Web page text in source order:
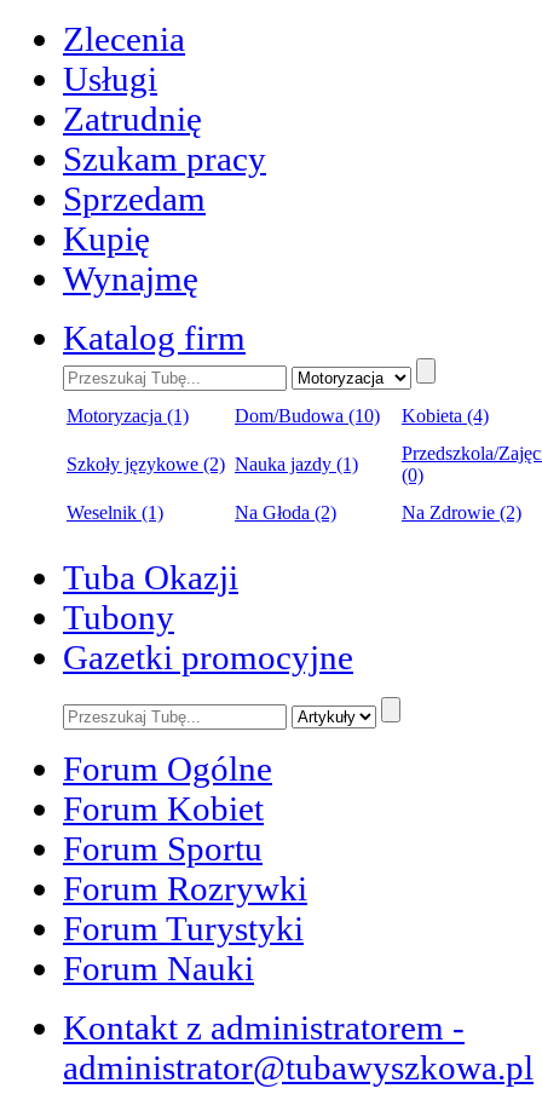
Zlecenia
Usługi
Zatrudnię
Szukam pracy
Sprzedam
Kupię
Wynajmę
Katalog firm
Motoryzacja (1) Dom/Budowa (10) Kobieta (4)
Szkoły językowe (2) Nauka jazdy (1)
Przedszkola/
(0)
Weselnik (1)
Na Głoda (2) Na Zdrowie (2)
Tuba Okazji
Tubony
Gazetki promocyjne
Forum Ogólne
Forum Kobiet
Forum Sportu
Forum Rozrywki
Forum Turystyki
Forum Nauki
Kontakt z administratorem -
administrator@tubawyszkowa.pl